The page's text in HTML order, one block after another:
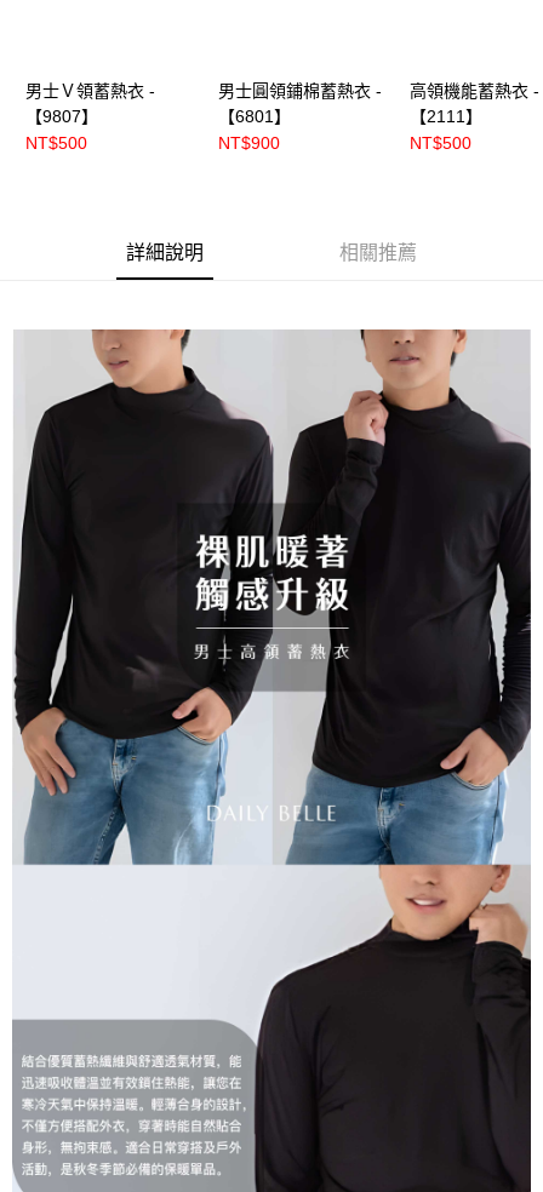
男士Ｖ領蓄熱衣 -
【9807】
NT$500
男士圓領鋪棉蓄熱衣 -
【6801】
NT$900
高領機能蓄熱衣 -
【2111】
NT$500
詳細說明 相關推薦